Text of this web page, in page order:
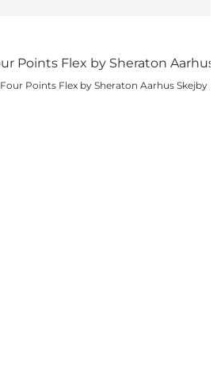
Four Points Flex by Sheraton Aarhus Skejby